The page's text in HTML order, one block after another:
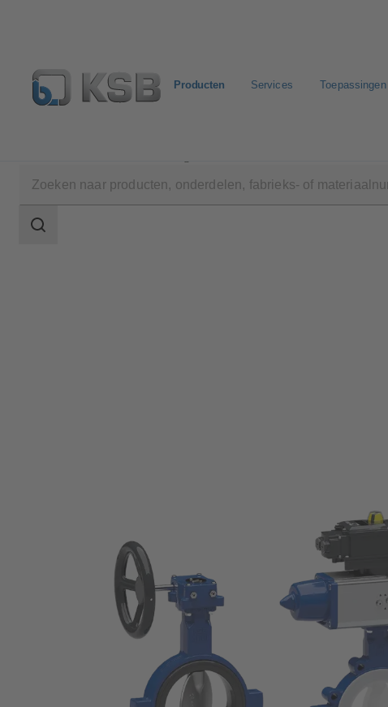
Producten Services Toepassingen
Zoekgebied